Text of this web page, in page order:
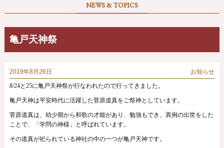
NEWS & TOPICS
亀戸天神祭
2019年8月26日
お知らせ
8/24と25に亀戸天神祭が行なわれたので行ってきました。
亀戸天神は平安時代に活躍した菅原道真をご祭神としています。
菅原道真は、幼少期から和歌の才能があり、勉強もでき、異例の出世をした
ことで、「学問の神様」と呼ばれています。
その道真が祀られている神社の中の一つが亀戸天神です。